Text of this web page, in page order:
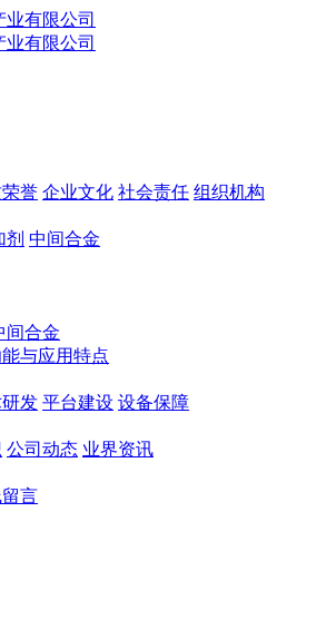
誉 企业文化 社会责任 组织机构
剂 中间合金
间合金
与应用特点
发 平台建设 设备保障
公司动态 业界资讯
言